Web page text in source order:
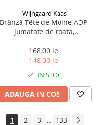
Wijngaard Kaas
Brânză Tête de Moine AOP,
jumatate de roata,
168,00 lei
148,00 lei
IN STOC
ADAUGA IN COS
1 2 3 ... 133